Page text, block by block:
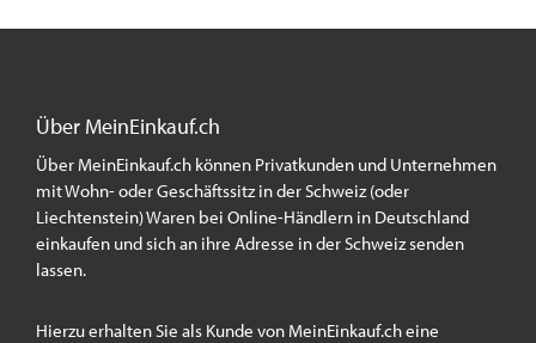
Über MeinEinkauf.ch
Über MeinEinkauf.ch können Privatkunden und Unternehmen
mit Wohn- oder Geschäftssitz in der Schweiz (oder
Liechtenstein) Waren bei Online-Händlern in Deutschland
einkaufen und sich an ihre Adresse in der Schweiz senden
lassen.
Hierzu erhalten Sie als Kunde von MeinEinkauf.ch eine